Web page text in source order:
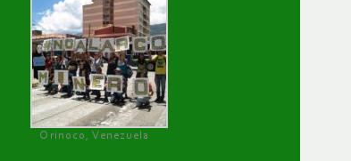
Orinoco, Venezuela